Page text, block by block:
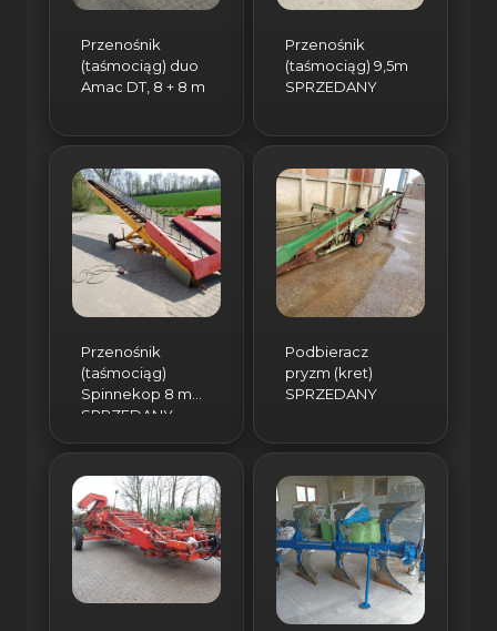
Przenośnik
(taśmociąg) duo
Amac DT, 8 + 8 m
Przenośnik
(taśmociąg) 9,5m
SPRZEDANY
Przenośnik
(taśmociąg)
Spinnekop 8 m
SPRZEDANY
Podbieracz
pryzm (kret)
SPRZEDANY